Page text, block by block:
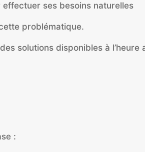
effectuer ses besoins naturelles
problématique.
solutions disponibles à l’heure
: